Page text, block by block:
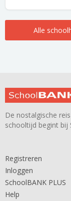
Alle
De nostalgische
schooltijd begint bij
Registreren
Inloggen
SchoolBANK PLUS
Help